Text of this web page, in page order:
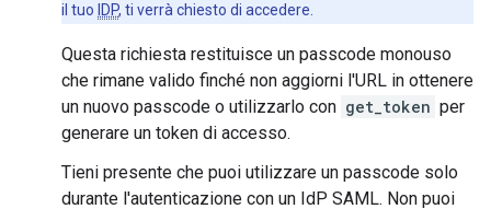
il tuo IDP, ti verrà chiesto di accedere.
Questa richiesta restituisce un passcode monouso
che rimane valido finché non aggiorni l'URL in ottenere
un nuovo passcode o utilizzarlo con get_token per
generare un token di accesso.
Tieni presente che puoi utilizzare un passcode solo
durante l'autenticazione con un IdP SAML. Non puoi